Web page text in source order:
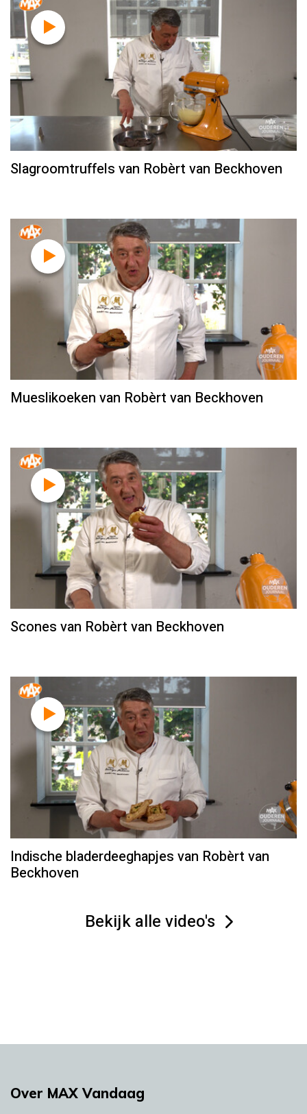
Slagroomtruffels van Robèrt van Beckhoven
Mueslikoeken van Robèrt van Beckhoven
Scones van Robèrt van Beckhoven
Indische bladerdeeghapjes van Robèrt van
Beckhoven
Bekijk alle video's
Over MAX Vandaag